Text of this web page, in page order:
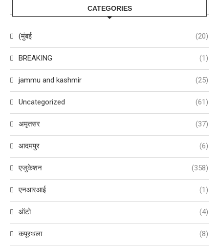
CATEGORIES
(मुंबई (20)
BREAKING (1)
jammu and kashmir (25)
Uncategorized (61)
अमृतसर (37)
आदमपुर (6)
एजुकेशन (358)
एनआरआई (1)
ऑटो (4)
कपूरथला (8)